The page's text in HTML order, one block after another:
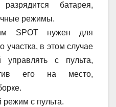
батарея,
режимы.
SPOT нужен для
участка, в этом случае
управлять с пульта,
его на место,
режим с пульта.